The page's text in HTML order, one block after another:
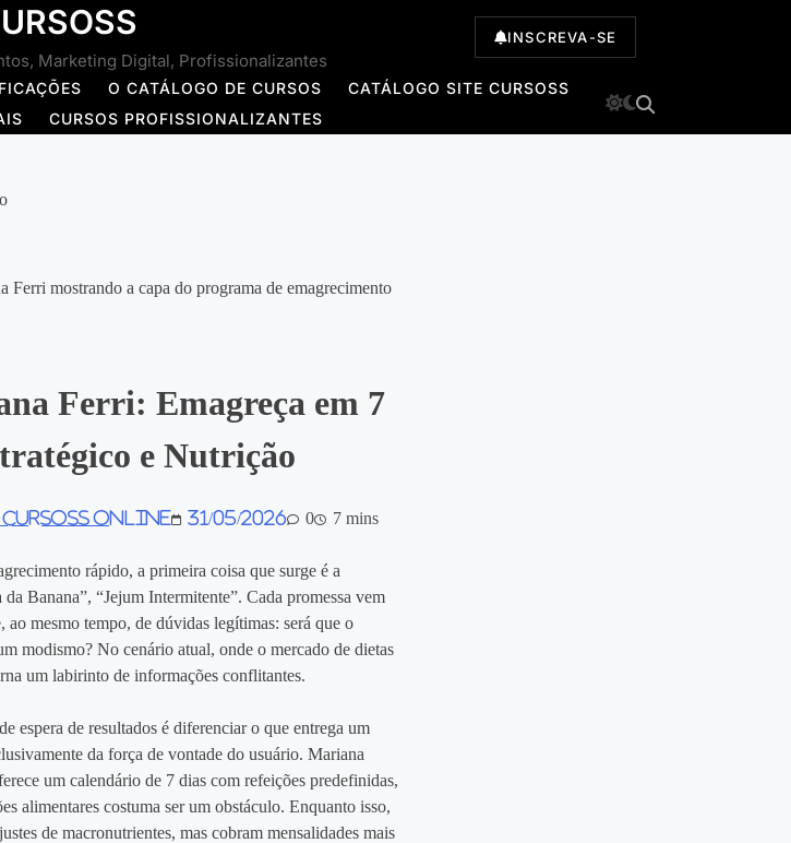
Marketing Digital, Profissionalizantes
INSCREVA-SE
O CATÁLOGO DE CURSOS
CATÁLOGO SITE CURSOSS
CURSOS PROFISSIONALIZANTES
Ferri: Emagreça em 7
e Nutrição
Cursoss Online 31/05/2026 0 7 mins
rápido, a primeira coisa que surge é a
Banana”, “Jejum Intermitente”. Cada promessa vem
ao mesmo tempo, de dúvidas legítimas: será que o
modismo? No cenário atual, onde o mercado de dietas
um labirinto de informações conflitantes.
espera de resultados é diferenciar o que entrega um
da força de vontade do usuário. Mariana
um calendário de 7 dias com refeições predefinidas,
alimentares costuma ser um obstáculo. Enquanto isso,
de macronutrientes, mas cobram mensalidades mais